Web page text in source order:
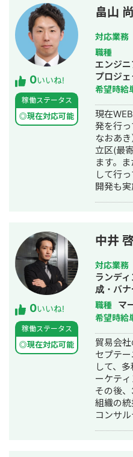
┗GDN、
月額：
件とし
スティ
運用 ・マウスピース矯正 ┗月額50
万
ト・業
広告(GSN)を運用
として
う。 ┗月
舗投資
規案件
クリエ
GDN、
で支援。 ・健康食品 月額300万
け)とし
エイテ
GDN、
リエイティブ制作
額300万
理店二
業務・
┗Meta
運用～クリ
ビス 月
ポ
¥50,000
ロント
作を行
ック
200％
100％
総SNSコン
行ってい
導線設
設計 ・
ンテン
成 ・サ
編集 ・
0いいね!
稼働ステータス
◎現在対応可能
畠山
対応業務
職種
エンジニ
プロジェ
希望時給
現在
発を行
なおあ
立区(最
ます。
して行
開発も
て）を3
のシス
WEBシ
た。その
ステム
業務委託
ンし、
PM、
た。そ
は、要
定と管
ており
通りの経
では留
用いた業
システ
び実績としては、
0いいね!
稼働ステータス
◎現在対応可能
中井
対応業務
ランデ
成・バ
ング広告
行
職種 マ
希望時給
貿易会
セプテ
して、
ーケティ
その後
組織の
コンサ